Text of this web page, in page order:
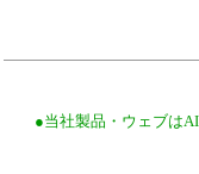
●当社製品・ウェブは